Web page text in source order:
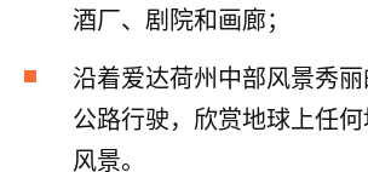
酒厂、剧院和画廊；
沿着爱达荷州中部风景秀
公路行驶，欣赏地球上任
风景。